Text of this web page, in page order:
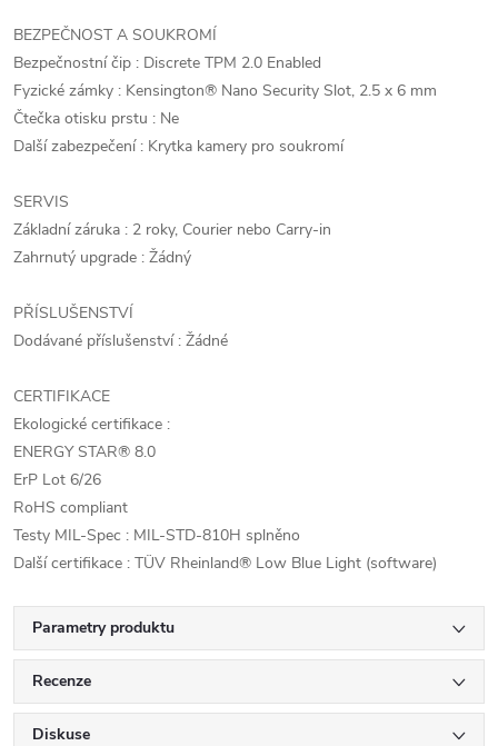
BEZPEČNOST A SOUKROMÍ
Bezpečnostní čip : Discrete TPM 2.0 Enabled
Fyzické zámky : Kensington® Nano Security Slot, 2.5 x 6 mm
Čtečka otisku prstu : Ne
Další zabezpečení : Krytka kamery pro soukromí
SERVIS
Základní záruka : 2 roky, Courier nebo Carry-in
Zahrnutý upgrade : Žádný
PŘÍSLUŠENSTVÍ
Dodávané příslušenství : Žádné
CERTIFIKACE
Ekologické certifikace :
ENERGY STAR® 8.0
ErP Lot 6/26
RoHS compliant
Testy MIL-Spec : MIL-STD-810H splněno
Další certifikace : TÜV Rheinland® Low Blue Light (software)
Parametry produktu
Recenze
Diskuse